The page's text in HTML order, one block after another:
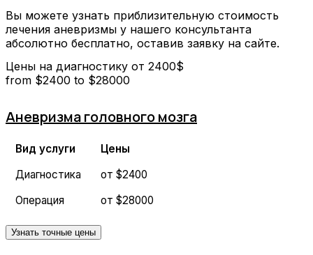
Вы можете узнать приблизительную стоимость
лечения аневризмы у нашего консультанта
абсолютно бесплатно, оставив заявку на сайте.
Цены на диагностику от 2400$
from $2400 to $28000
Аневризма головного мозга
Вид услуги
Цены
Диагностика
от $2400
Операция
от $28000
Узнать точные цены